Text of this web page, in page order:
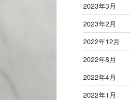
2023年3月
2023年2月
2022年12月
2022年8月
2022年4月
2022年1月